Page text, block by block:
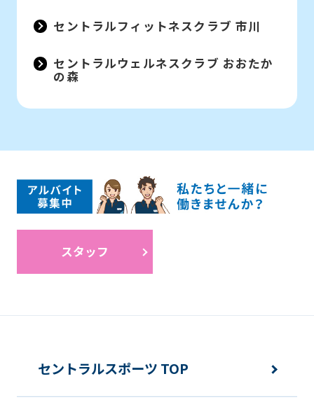
セントラルフィットネスクラブ 市川
セントラルウェルネスクラブ おおたか
の森
スタッフ
セントラルスポーツ TOP